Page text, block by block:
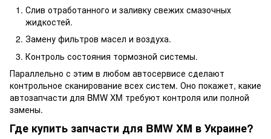
Слив отработанного и заливку свежих смазочных
жидкостей.
Замену фильтров масел и воздуха.
Контроль состояния тормозной системы.
Параллельно с этим в любом автосервисе сделают
контрольное сканирование всех систем. Оно покажет, какие
автозапчасти для BMW XM требуют контроля или полной
замены.
Где купить запчасти для BMW XM в Украине?